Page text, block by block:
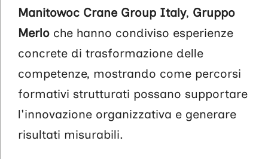
Manitowoc Crane Group Italy, Gruppo
Merlo che hanno condiviso esperienze
concrete di trasformazione delle
competenze, mostrando come percorsi
formativi strutturati possano supportare
l'innovazione organizzativa e generare
risultati misurabili.